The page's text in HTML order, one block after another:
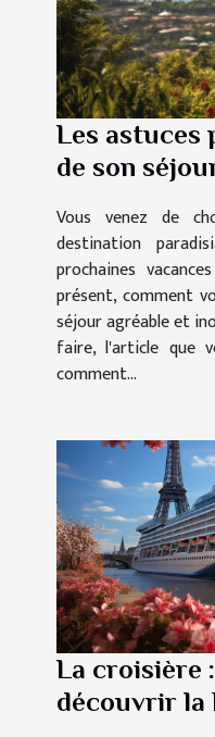
Les
de son
Vous venez de
destination
prochaines
présent, comment
séjour agréable et
faire, l'article que
comment...
La croisière
découvrir la